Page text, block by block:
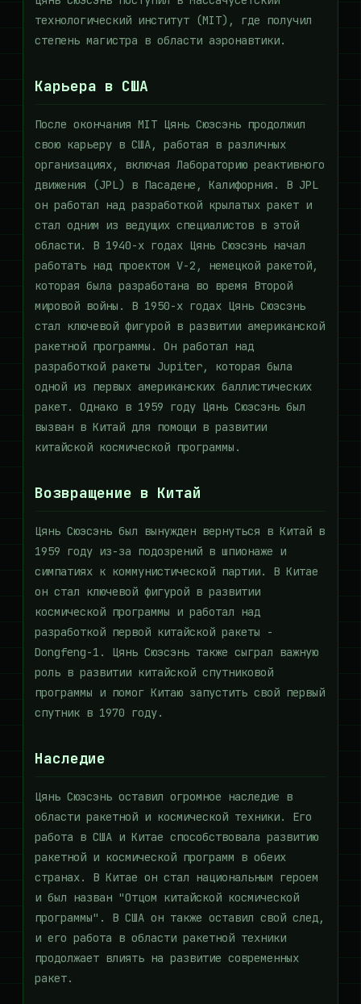
технологический институт (MIT), где получил
степень магистра в области аэронавтики.
Карьера в США
После окончания MIT Цянь Сюэсэнь продолжил
свою карьеру в США, работая в различных
организациях, включая Лабораторию реактивного
движения (JPL) в Пасадене, Калифорния. В JPL
он работал над разработкой крылатых ракет и
стал одним из ведущих специалистов в этой
области. В 1940-х годах Цянь Сюэсэнь начал
работать над проектом V-2, немецкой ракетой,
которая была разработана во время Второй
мировой войны. В 1950-х годах Цянь Сюэсэнь
стал ключевой фигурой в развитии американской
ракетной программы. Он работал над
разработкой ракеты Jupiter, которая была
одной из первых американских баллистических
ракет. Однако в 1959 году Цянь Сюэсэнь был
вызван в Китай для помощи в развитии
китайской космической программы.
Возвращение в Китай
Цянь Сюэсэнь был вынужден вернуться в Китай в
1959 году из-за подозрений в шпионаже и
симпатиях к коммунистической партии. В Китае
он стал ключевой фигурой в развитии
космической программы и работал над
разработкой первой китайской ракеты -
Dongfeng-1. Цянь Сюэсэнь также сыграл важную
роль в развитии китайской спутниковой
программы и помог Китаю запустить свой первый
спутник в 1970 году.
Наследие
Цянь Сюэсэнь оставил огромное наследие в
области ракетной и космической техники. Его
работа в США и Китае способствовала развитию
ракетной и космической программ в обеих
странах. В Китае он стал национальным героем
и был назван "Отцом китайской космической
программы". В США он также оставил свой след,
и его работа в области ракетной техники
продолжает влиять на развитие современных
ракет.